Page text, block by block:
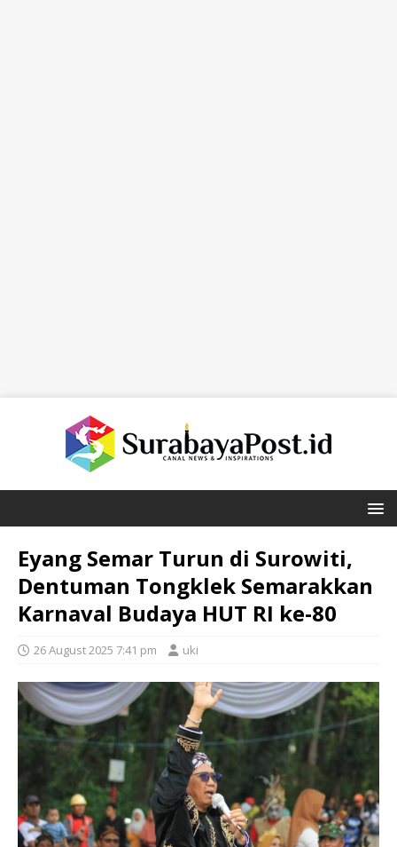
Eyang Semar Turun di Surowiti,
Dentuman Tongklek Semarakkan
Karnaval Budaya HUT RI ke-80
26 August 2025 7:41 pm uki